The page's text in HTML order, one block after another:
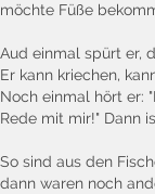
möchte Füße
Aud einmal spürt er,
Er kann kriechen,
Noch einmal hört er:
Rede mit mir!" Dann
So sind aus den
dann waren noch